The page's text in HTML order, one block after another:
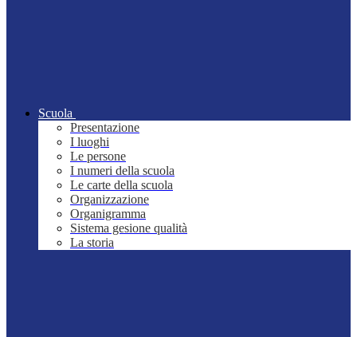
Scuola
Presentazione
I luoghi
Le persone
I numeri della scuola
Le carte della scuola
Organizzazione
Organigramma
Sistema gesione qualità
La storia